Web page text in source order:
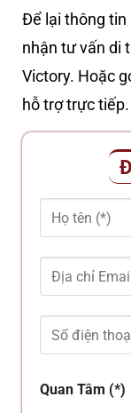
Để lại thông tin
nhận tư vấn di
Victory. Hoặc
hỗ trợ trực tiếp.
Quan Tâm (*)